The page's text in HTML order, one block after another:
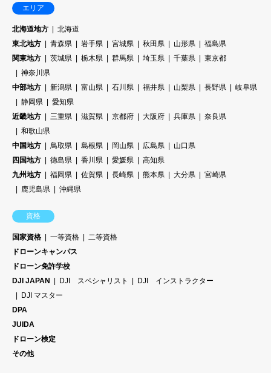
エリア
北海道地方
北海道
東北地方
青森県 岩手県 宮城県 秋田県 山形県
福島県
関東地方
茨城県 栃木県 群馬県 埼玉県 千葉県
東京都
神奈川県
中部地方
新潟県 富山県 石川県 福井県 山梨県 長野県
岐阜県
静岡県
愛知県
近畿地方
三重県 滋賀県 京都府 大阪府 兵庫県
奈良県
和歌山県
中国地方
鳥取県 島根県 岡山県 広島県
山口県
四国地方
徳島県 香川県 愛媛県
高知県
九州地方
福岡県 佐賀県 長崎県 熊本県 大分県
宮崎県
鹿児島県
沖縄県
資格
国家資格 一等資格
二等資格
ドローンキャンパス
ドローン免許学校
DJI JAPAN
DJI スペシャリスト
DJI インストラクター
DJI マスター
DPA
JUIDA
ドローン検定
その他